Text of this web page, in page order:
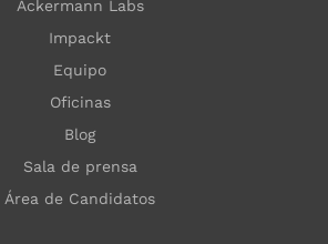
Ackermann Labs
Impackt
Equipo
Oficinas
Blog
Sala de prensa
Área de Candidatos